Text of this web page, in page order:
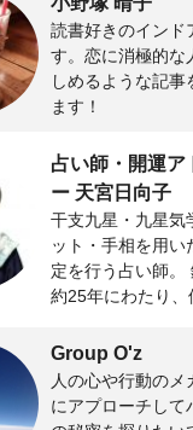
読書好きのインド
す。恋に消極的な
しめるような記事
ます！
占い師・開運ア
ー 天宮日向子
干支九星・九星気
ット・手相を用い
定を行う占い師。
約25年にわたり、
Group O'z
人の心や行動のメ
にアプローチして